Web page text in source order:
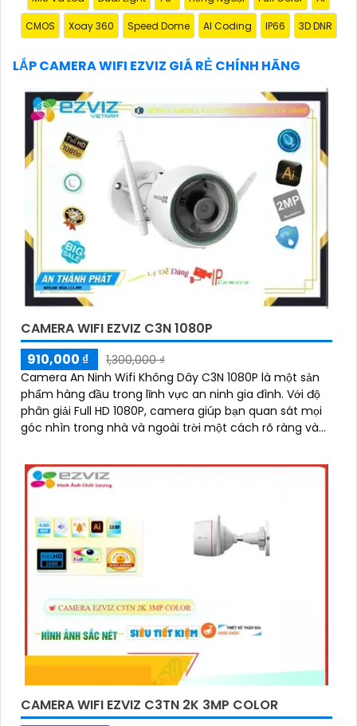
Hy vọng đoạn văn trên sẽ giúp bạn trong việc giới
thiệu sản phẩm Camera Wifi Ezviz.
CMOS Xoay 360 Speed Dome AI Coding IP66 3D DNR
LẮP CAMERA WIFI EZVIZ GIÁ RẺ CHÍNH HÃNG
CAMERA WIFI EZVIZ C3N 1080P
910,000 ₫
1,300,000 ₫
Camera An Ninh Wifi Không Dây C3N 1080P là một sản
phẩm hàng đầu trong lĩnh vực an ninh gia đình. Với độ
phân giải Full HD 1080P, camera giúp bạn quan sát mọi
góc nhìn trong nhà và ngoài trời một cách rõ ràng và
CAMERA WIFI EZVIZ C3TN 2K 3MP COLOR